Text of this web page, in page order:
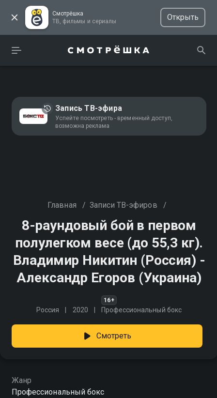
Смотрёшка
ТВ, фильмы и сериалы
Открыть
Запись ТВ-эфира
Успейте посмотреть - временный доступ,
возможна реклама
Главная / Записи ТВ-эфиров /
8-раундовый бой в первом
полулегком весе (до 55,3 кг).
Владимир Никитин (Россия) -
Александр Егоров (Украина)
16+
Россия 2020 Профессиональный бокс
Смотреть
Жанр
Профессиональный бокс